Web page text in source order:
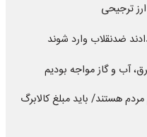
ترجیحی
ضدنقلاب وارد شوند
آب و گاز مواجه بودیم
هستند/ باید مبلغ کالابرگ